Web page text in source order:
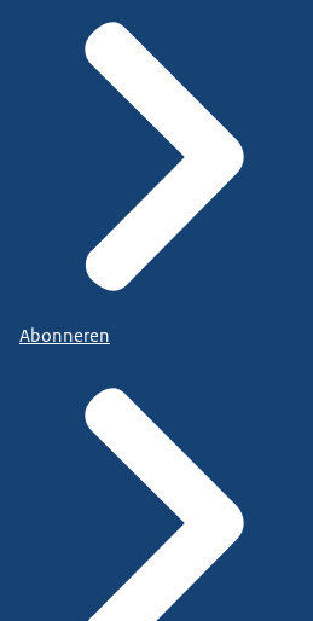
Abonneren